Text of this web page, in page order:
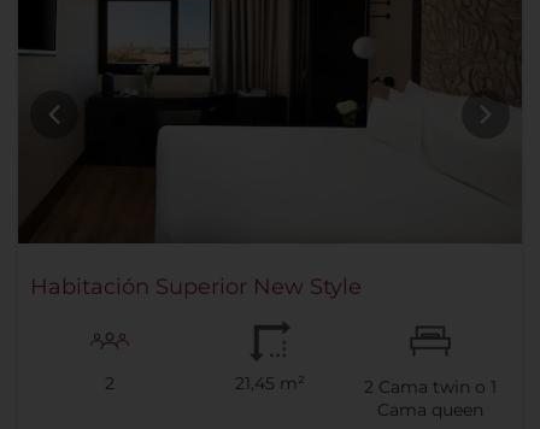
Habitación Superior New Style
2 21,45 m² 2 Cama twin o 1
Cama queen